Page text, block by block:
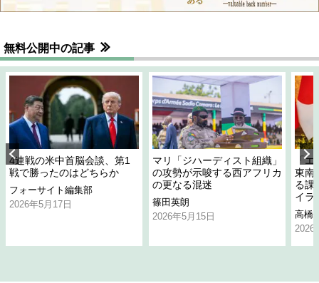
無料公開中の記事
4連戦の米中首脳会談、第1
戦で勝ったのはどちらか
フォーサイト編集部
2026年5月17日
マリ「ジハーディスト組織」
の攻勢が示唆する西アフリカ
の更なる混迷
篠田英朗
2026年5月15日
「
東南
る課
イラ
高橋
2026